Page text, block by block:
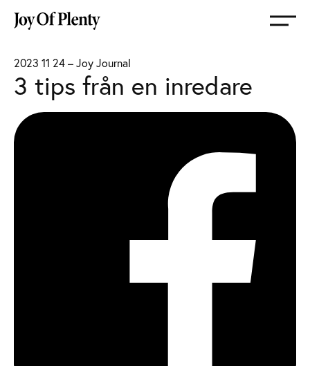
Gå
till
2023 11 24–Joy Journal
3 tips från en inredare